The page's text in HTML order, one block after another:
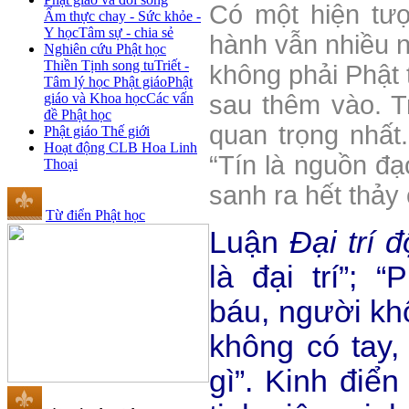
Ẩm thực chay - Sức khỏe -
Y họcTâm sự - chia sẻ
Nghiên cứu Phật học
Thiền Tịnh song tuTriết -
Tâm lý học Phật giáoPhật
giáo và Khoa họcCác vấn
đề Phật học
Phật giáo Thế giới
Hoạt động CLB Hoa Linh
Thoại
Từ điển Phật học
Có một hiện
hành vẫn nhiều
không phải
sau thêm vào.
quan trọng
“Tín là nguồn
sanh ra hết thảy
LuậnĐại trí
là đại trí”;
báu, người
không có
gì”. Kinh